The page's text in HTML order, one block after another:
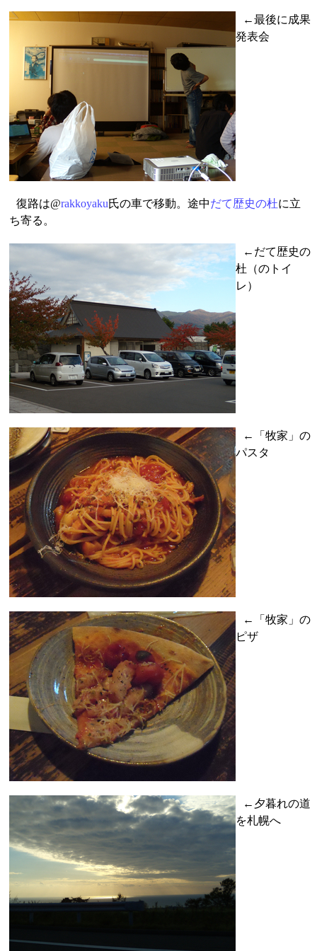
←最後に成果
発表会
復路は@rakkoyaku氏の車で移動。途中だて歴史の杜に立
ち寄る。
←だて歴史の
杜（のトイ
レ）
←「牧家」の
パスタ
←「牧家」の
ピザ
←夕暮れの道
を札幌へ